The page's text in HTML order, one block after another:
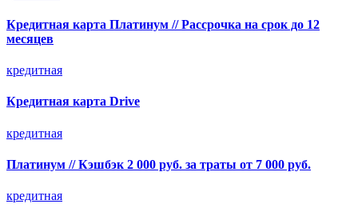
Кредитная карта Платинум // Рассрочка на срок до 12
месяцев
кредитная
Кредитная карта Drive
кредитная
Платинум // Кэшбэк 2 000 руб. за траты от 7 000 руб.
кредитная